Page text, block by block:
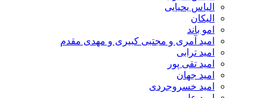
الیاس یحیایی
الیکان
امو باند
امید آمری و مجتبی کبیری و مهدى مقدم
امید ترابی
امید تقی پور
امید جهان
امید خسروجردی